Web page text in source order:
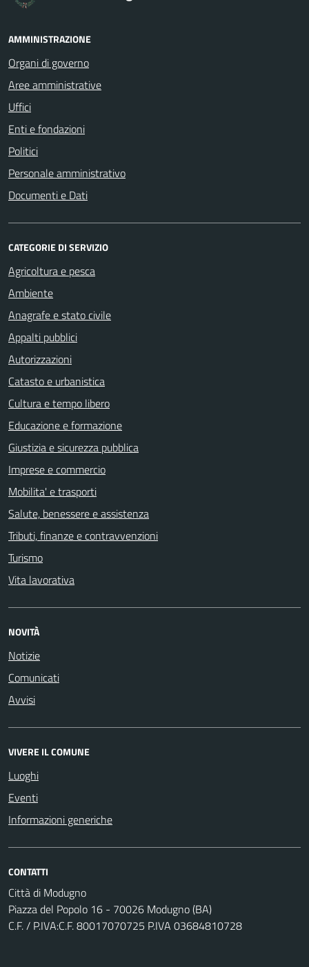
AMMINISTRAZIONE
Organi di governo
Aree amministrative
Uffici
Enti e fondazioni
Politici
Personale amministrativo
Documenti e Dati
CATEGORIE DI SERVIZIO
Agricoltura e pesca
Ambiente
Anagrafe e stato civile
Appalti pubblici
Autorizzazioni
Catasto e urbanistica
Cultura e tempo libero
Educazione e formazione
Giustizia e sicurezza pubblica
Imprese e commercio
Mobilita' e trasporti
Salute, benessere e assistenza
Tributi, finanze e contravvenzioni
Turismo
Vita lavorativa
NOVITÀ
Notizie
Comunicati
Avvisi
VIVERE IL COMUNE
Luoghi
Eventi
Informazioni generiche
CONTATTI
Città di Modugno
Piazza del Popolo 16 - 70026 Modugno (BA)
C.F. / P.IVA:C.F. 80017070725 P.IVA 03684810728